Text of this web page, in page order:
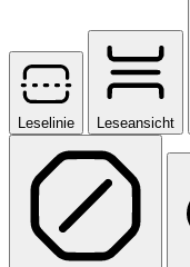
Leselinie Leseansicht